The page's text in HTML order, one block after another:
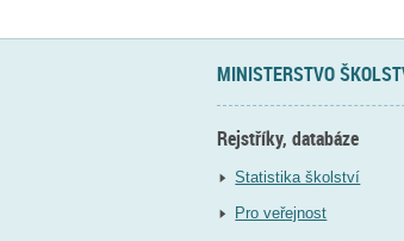
MINISTERSTVO
Rejstříky, databáze
Statistika školství
Pro veřejnost